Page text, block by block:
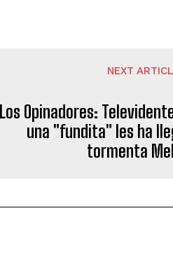
NEXT
Los Opinadores:
una "fundita" les ha
tormenta